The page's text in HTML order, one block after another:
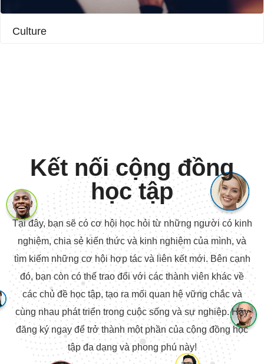
Culture​
Kết nối cộng đồng
học tập
Tại đây, bạn sẽ có cơ hội học hỏi từ những người có kinh
nghiệm, chia sẻ kiến thức và kinh nghiệm của mình, và
tìm kiếm những cơ hội hợp tác và liên kết mới. Bên cạnh
đó, bạn còn có thể trao đổi với các thành viên khác về
các chủ đề học tập, tạo ra mối quan hệ vững chắc và
cùng nhau phát triển trong cuộc sống và sự nghiệp. Hãy
đăng ký ngay để trở thành một phần của cộng đồng học
tập đa dạng và phong phú này!